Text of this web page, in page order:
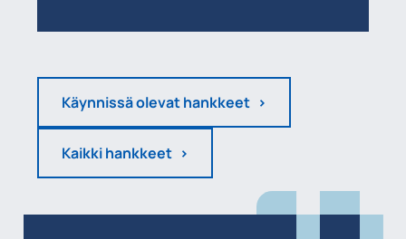
Käynnissä olevat hankkeet
Kaikki hankkeet